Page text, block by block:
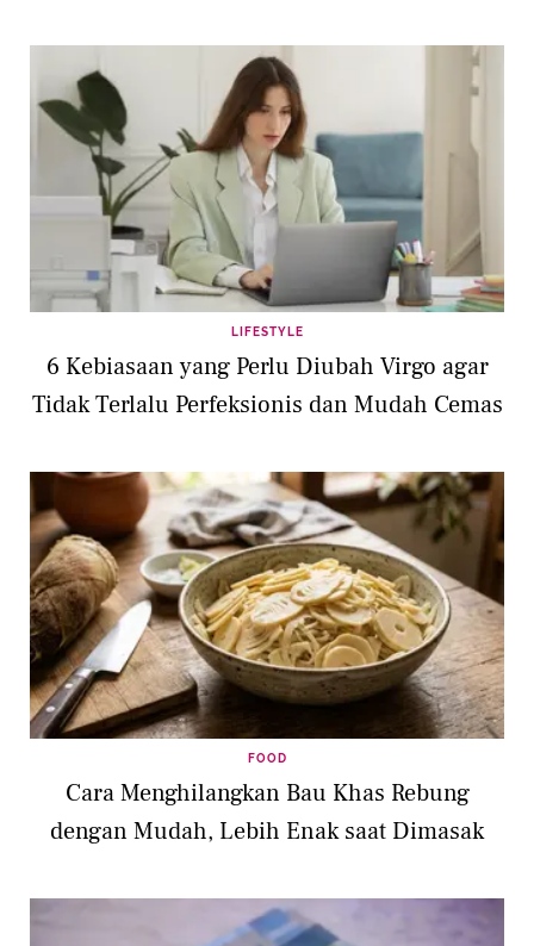
LIFESTYLE
6 Kebiasaan yang Perlu Diubah Virgo agar
Tidak Terlalu Perfeksionis dan Mudah Cemas
FOOD
Cara Menghilangkan Bau Khas Rebung
dengan Mudah, Lebih Enak saat Dimasak